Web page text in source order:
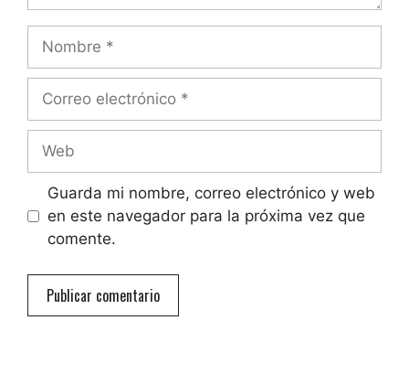
Nombre
Correo
Web
Guarda mi nombre, correo electrónico y web
en este navegador para la próxima vez que
comente.